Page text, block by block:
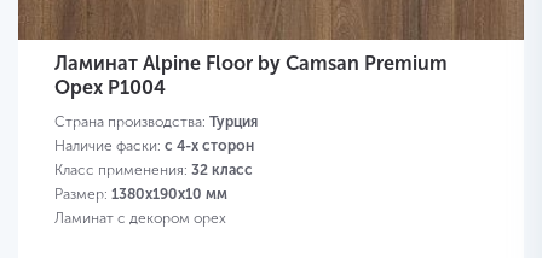
Ламинат Alpine Floor by Camsan Premium
Орех P1004
Страна производства: Турция
Наличие фаски: с 4-х сторон
Класс применения: 32 класс
Размер: 1380х190х10 мм
Ламинат с декором орех